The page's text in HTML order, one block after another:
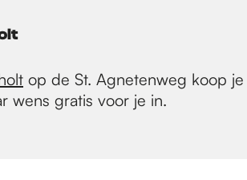
op de St. Agnetenweg koop
wens gratis voor je in.